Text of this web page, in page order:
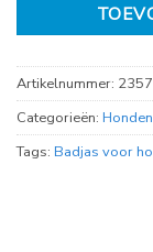
Artikelnummer:
Categorieën:
Tags: Badjas voor